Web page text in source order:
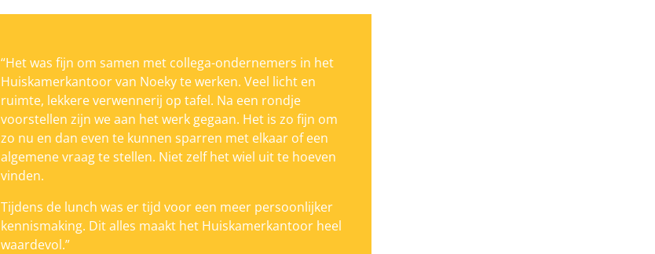
“Het was fijn om samen met collega-ondernemers in het
Huiskamerkantoor van Noeky te werken. Veel licht en
ruimte, lekkere verwennerij op tafel. Na een rondje
voorstellen zijn we aan het werk gegaan. Het is zo fijn om
zo nu en dan even te kunnen sparren met elkaar of een
algemene vraag te stellen. Niet zelf het wiel uit te hoeven
vinden.
Tijdens de lunch was er tijd voor een meer persoonlijker
kennismaking. Dit alles maakt het Huiskamerkantoor heel
waardevol.”